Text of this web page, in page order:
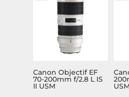
Canon Objectif EF
70-200mm f/2.8 L IS
II USM USM